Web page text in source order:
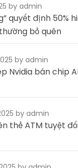
by admin
quyết định 50%
bỏ quên
by admin
Nvidia bán chip
by admin
thẻ ATM tuyệt